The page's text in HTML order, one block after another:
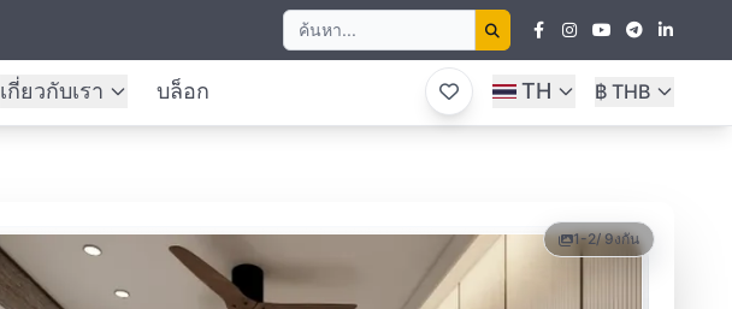
เกี่ยวกับเรา บล็อก TH ฿ THB
1-2/ 9งกัน